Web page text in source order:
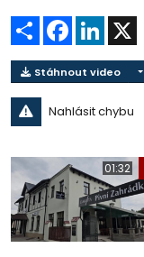
Sdílet Facebook
LinkedIn
Stáhnout video
Nahlásit chybu
01:32